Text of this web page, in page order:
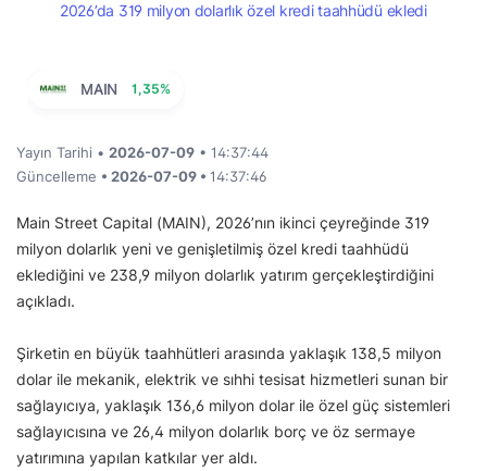
2026’da 319 milyon dolarlık özel kredi taahhüdü ekledi
MAIN 1,35%
Yayın Tarihi • 2026-07-09 • 14:37:44
Güncelleme • 2026-07-09 • 14:37:46
Main Street Capital (MAIN), 2026’nın ikinci çeyreğinde 319
milyon dolarlık yeni ve genişletilmiş özel kredi taahhüdü
eklediğini ve 238,9 milyon dolarlık yatırım gerçekleştirdiğini
açıkladı.
Şirketin en büyük taahhütleri arasında yaklaşık 138,5 milyon
dolar ile mekanik, elektrik ve sıhhi tesisat hizmetleri sunan bir
sağlayıcıya, yaklaşık 136,6 milyon dolar ile özel güç sistemleri
sağlayıcısına ve 26,4 milyon dolarlık borç ve öz sermaye
yatırımına yapılan katkılar yer aldı.